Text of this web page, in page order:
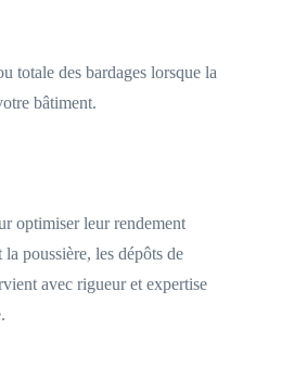
totale des bardages lorsque la
bâtiment.
optimiser leur rendement
poussière, les dépôts de
avec rigueur et expertise